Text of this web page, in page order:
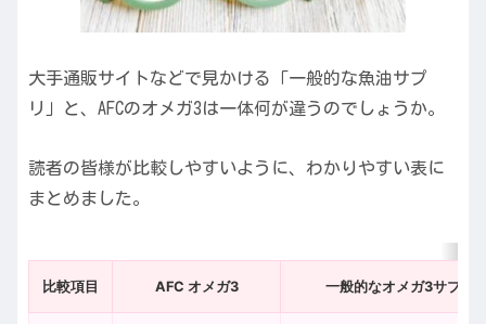
大手通販サイトなどで見かける「一般的な魚油サプ
リ」と、AFCのオメガ3は一体何が違うのでしょうか。
読者の皆様が比較しやすいように、わかりやすい表に
まとめました。
比較項目 AFC オメガ3 一般的なオメガ3サプリ